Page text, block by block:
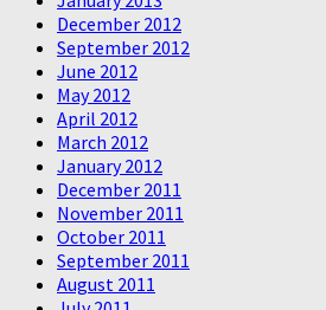
December 2012
September 2012
June 2012
May 2012
April 2012
March 2012
January 2012
December 2011
November 2011
October 2011
September 2011
August 2011